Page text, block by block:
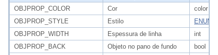
OBJPROP_COLOR
Cor
color
OBJPROP_STYLE
Estilo
OBJPROP_WIDTH
Espessura de linha
int
OBJPROP_BACK
Objeto no pano de fundo
bool